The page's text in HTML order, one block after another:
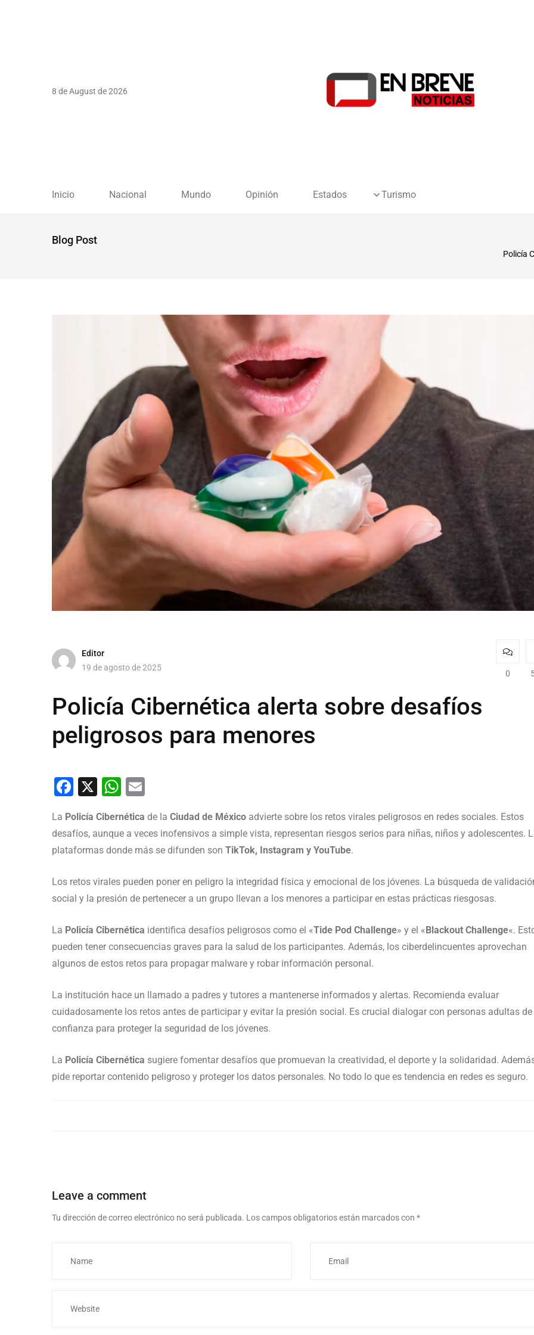
8 de August de 2026
Inicio Nacional Mundo Opinión Estados Turismo
Blog Post
Policía
Editor
19 de agosto de 2025
0
Policía Cibernética alerta sobre desafíos
peligrosos para menores
Facebook
X WhatsApp
La Policía Cibernética de la Ciudad de México advierte sobre los retos virales peligrosos en redes sociales. Estos
desafíos, aunque a veces inofensivos a simple vista, representan riesgos serios para niñas, niños y adolescentes.
plataformas donde más se difunden son TikTok, Instagram y YouTube.
Los retos virales pueden poner en peligro la integridad física y emocional de los jóvenes. La búsqueda de
social y la presión de pertenecer a un grupo llevan a los menores a participar en estas prácticas riesgosas.
La Policía Cibernética identifica desafíos peligrosos como el «Tide Pod Challenge» y el « Blackout Challenge«.
pueden tener consecuencias graves para la salud de los participantes. Además, los ciberdelincuentes aprovechan
algunos de estos retos para propagar malware y robar información personal.
La institución hace un llamado a padres y tutores a mantenerse informados y alertas. Recomienda evaluar
cuidadosamente los retos antes de participar y evitar la presión social. Es crucial dialogar con personas adultas de
confianza para proteger la seguridad de los jóvenes.
La Policía Cibernética sugiere fomentar desafíos que promuevan la creatividad, el deporte y la solidaridad.
pide reportar contenido peligroso y proteger los datos personales. No todo lo que es tendencia en redes es seguro.
Leave a comment
Tu dirección de correo electrónico no será publicada. Los campos obligatorios están marcados con *